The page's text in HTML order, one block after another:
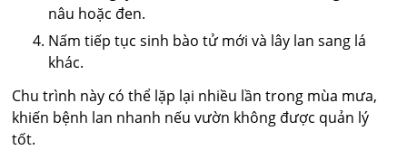
nâu hoặc đen.
Nấm tiếp tục sinh bào tử mới và lây lan sang lá
khác.
Chu trình này có thể lặp lại nhiều lần trong mùa mưa,
khiến bệnh lan nhanh nếu vườn không được quản lý
tốt.